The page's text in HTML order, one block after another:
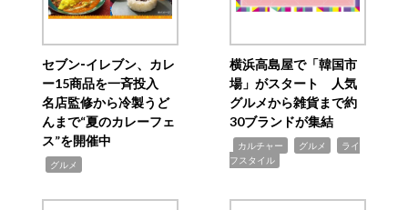
セブン‐イレブン、カレ
ー15商品を一斉投入
名店監修から冷製うど
んまで“夏のカレーフェ
ス”を開催中
グルメ
横浜高島屋で「韓国市
場」がスタート 人気
グルメから雑貨まで約
30ブランドが集結
カルチャー グルメ
ライ
フスタイル